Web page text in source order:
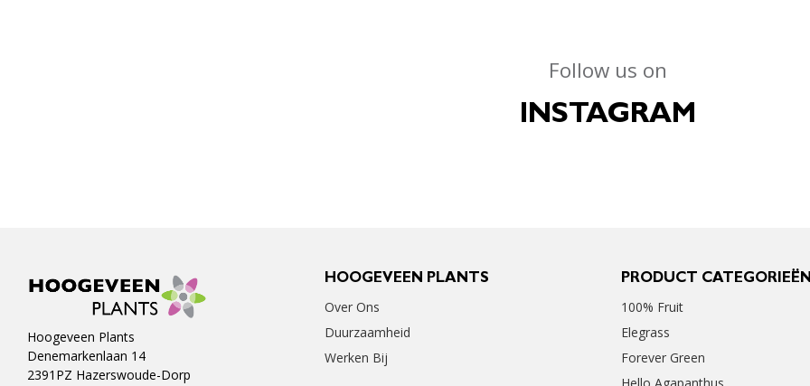
Follow us on
INSTAGRAM
Hoogeveen Plants
Denemarkenlaan 14
2391PZ Hazerswoude-Dorp
HOOGEVEEN PLANTS
Over Ons
Duurzaamheid
Werken Bij
PRODUCT
100% Fruit
Elegrass
Forever Green